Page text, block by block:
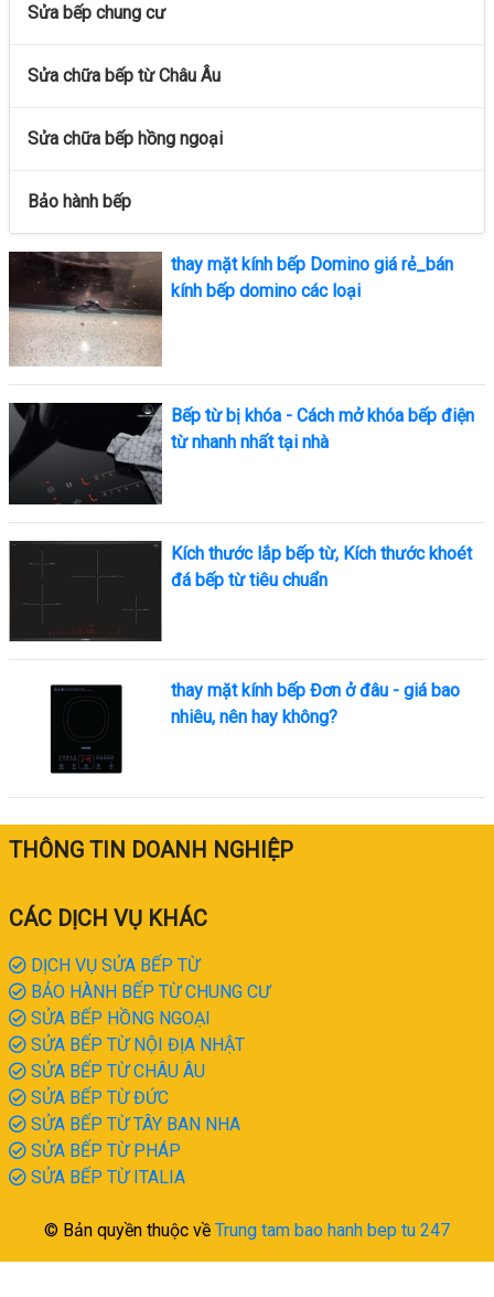
Sửa bếp chung cư
Sửa chữa bếp từ Châu Âu
Sửa chữa bếp hồng ngoại
Bảo hành bếp
thay mặt kính bếp Domino giá rẻ_bán
kính bếp domino các loại
Bếp từ bị khóa - Cách mở khóa bếp điện
từ nhanh nhất tại nhà
Kích thước lắp bếp từ, Kích thước khoét
đá bếp từ tiêu chuẩn
thay mặt kính bếp Đơn ở đâu - giá bao
nhiêu, nên hay không?
THÔNG TIN DOANH NGHIỆP
CÁC DỊCH VỤ KHÁC
DỊCH VỤ SỬA BẾP TỪ
BẢO HÀNH BẾP TỪ CHUNG CƯ
SỬA BẾP HỒNG NGOẠI
SỬA BẾP TỪ NỘI ĐỊA NHẬT
SỬA BẾP TỪ CHÂU ÂU
SỬA BẾP TỪ ĐỨC
SỬA BẾP TỪ TÂY BAN NHA
SỬA BẾP TỪ PHÁP
SỬA BẾP TỪ ITALIA
© Bản quyền thuộc về Trung tam bao hanh bep tu 247